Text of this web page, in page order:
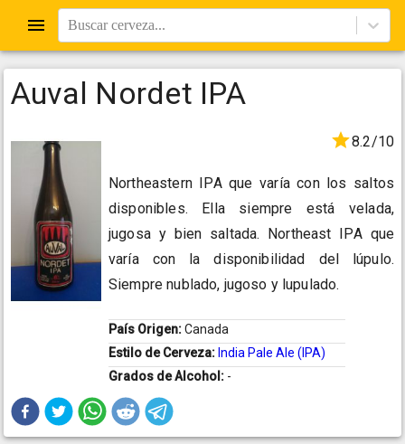
Buscar cerveza...
Auval Nordet IPA
8.2/10
Northeastern IPA que varía con los saltos
disponibles. Ella siempre está velada,
jugosa y bien saltada. Northeast IPA que
varía con la disponibilidad del lúpulo.
Siempre nublado, jugoso y lupulado.
País Origen:Canada
Estilo de Cerveza: India Pale Ale (IPA)
Grados de Alcohol: -